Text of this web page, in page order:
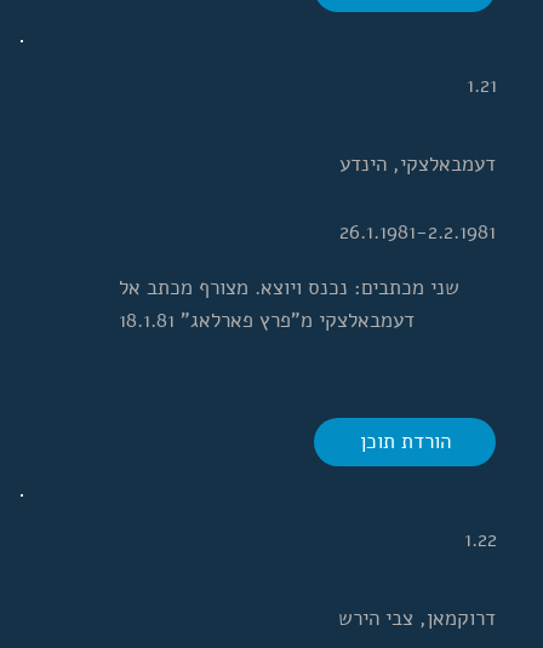
הורדת תוכן
שני מכתבים: נכנס ויוצא. מצורף מכתב אל
דעמבאלצקי מ"פרץ פארלאג" 18.1.81
26.1.1981-2.2.1981
דעמבאלצקי, הינדע
1.21
דרוקמאן, צבי הירש
1.22